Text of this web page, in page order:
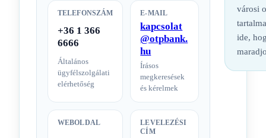
TELEFONSZÁM
+36 1 366
6666
Általános
ügyfélszolgálati
elérhetőség
E-MAIL
kapcsolat
@otpbank.
hu
Írásos
megkeresések
és kérelmek
WEBOLDAL
LEVELEZÉSI
CÍM
városi
ide,